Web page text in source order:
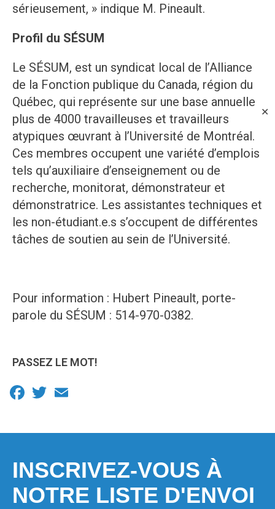
✕
sérieusement, » indique M. Pineault.
Profil du SÉSUM
Le SÉSUM, est un syndicat local de l’Alliance
de la Fonction publique du Canada, région du
Québec, qui représente sur une base annuelle
plus de 4000 travailleuses et travailleurs
atypiques œuvrant à l’Université de Montréal.
Ces membres occupent une variété d’emplois
tels qu’auxiliaire d’enseignement ou de
recherche, monitorat, démonstrateur et
démonstratrice. Les assistantes techniques et
les non-étudiant.e.s s’occupent de différentes
tâches de soutien au sein de l’Université.
Pour information : Hubert Pineault, porte-
parole du SÉSUM : 514-970-0382.
PASSEZ LE MOT!
Facebook
Twitter
INSCRIVEZ-VOUS À
NOTRE LISTE D'ENVOI